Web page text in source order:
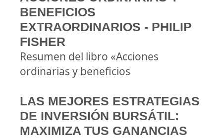
BENEFICIOS
EXTRAORDINARIOS - PHILIP
FISHER
Resumen del libro «Acciones
ordinarias y beneficios
LAS MEJORES ESTRATEGIAS
DE INVERSIÓN BURSÁTIL:
MAXIMIZA TUS GANANCIAS